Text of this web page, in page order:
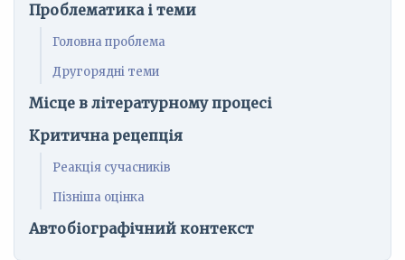
Проблематика і теми
Головна проблема
Другорядні теми
Місце в літературному процесі
Критична рецепція
Реакція сучасників
Пізніша оцінка
Автобіографічний контекст